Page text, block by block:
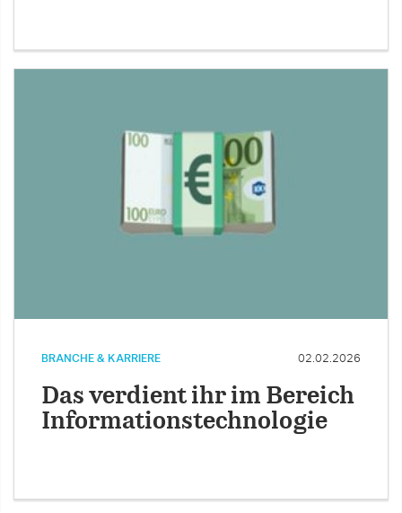
BRANCHE & KARRIERE 02.02.2026
Das verdient ihr im Bereich
Informationstechnologie